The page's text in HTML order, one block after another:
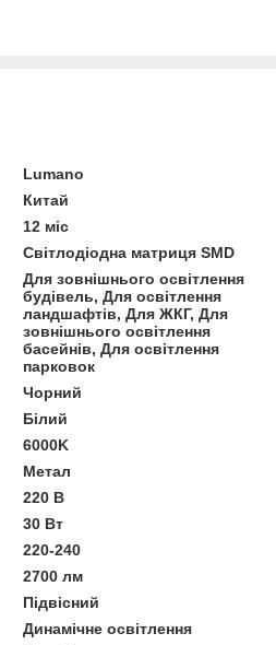
Lumano
Китай
12 міс
Світлодіодна матриця SMD
Для зовнішнього освітлення
будівель, Для освітлення
ландшафтів, Для ЖКГ, Для
зовнішнього освітлення
басейнів, Для освітлення
парковок
Чорний
Білий
6000K
Метал
220 В
30 Вт
220-240
2700 лм
Підвісний
Динамічне освітлення